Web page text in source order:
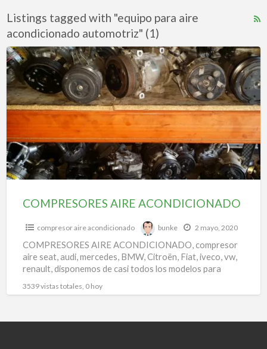
Listings tagged with "equipo para aire
acondicionado automotriz" (1)
COMPRESORES
AIRE
ACONDICIONADO
COMPRESORES AIRE ACONDICIONADO
compresor aire acondicionado bunke 2 mayo, 2020
COMPRESORES AIRE ACONDICIONADO, compresor
aire seat, audi, mercedes, BMW, Citroën, Fiat, iveco, vw,
renault, disponemos de casi todos los modelos para
3539 vistas totales, 0 hoy